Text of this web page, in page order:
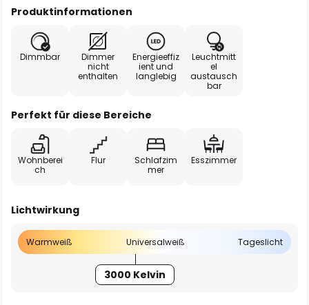
Produktinformationen
Dimmbar
Dimmer
nicht
enthalten
Energieeffiz
ient und
langlebig
Leuchtmitt
el
austausch
bar
Perfekt für diese Bereiche
Wohnberei
ch
Flur
Schlafzim
mer
Esszimmer
Lichtwirkung
Warmweiß Universalweiß Tageslicht
3000 Kelvin